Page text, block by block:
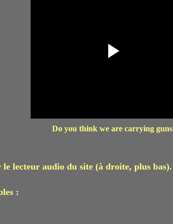
Do you think we are carrying guns
lecteur audio du site (à droite, plus bas).
: